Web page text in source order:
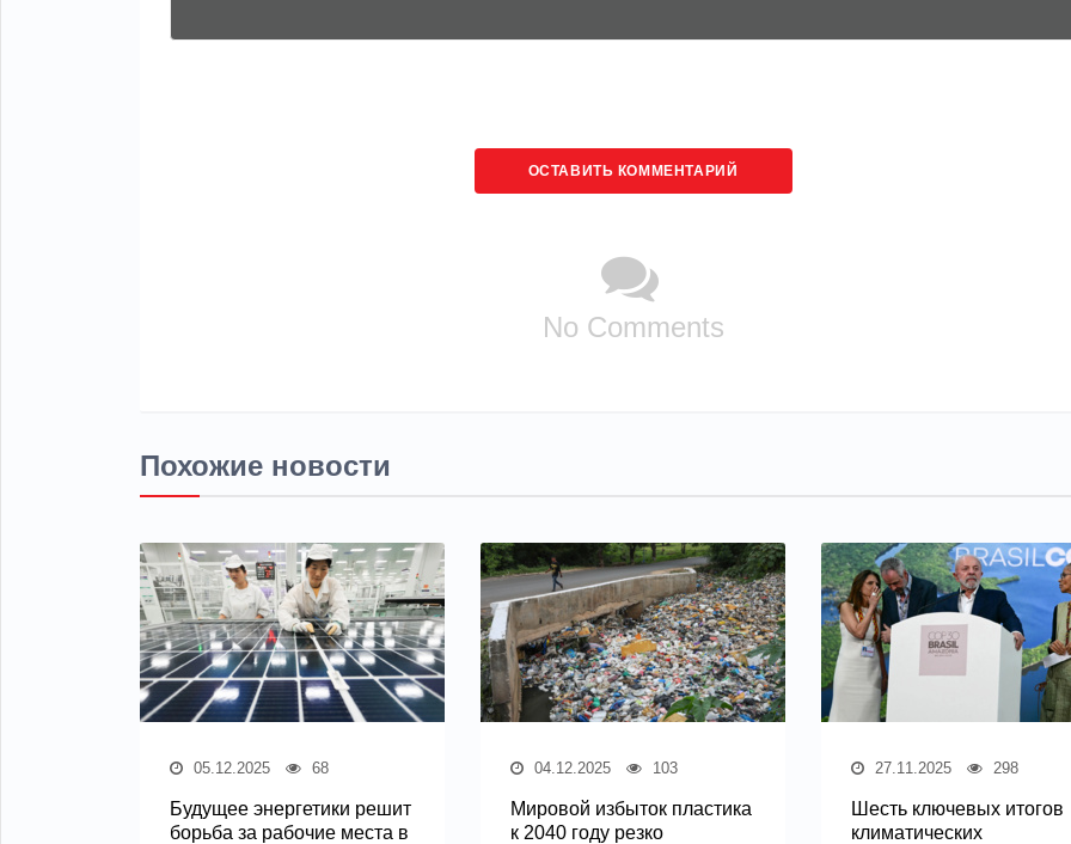
ОСТАВИТЬ КОММЕНТАРИЙ
No Comments
Похожие новости
05.12.2025 68
Будущее энергетики решит
борьба за рабочие места в
04.12.2025 103
Мировой избыток пластика
к 2040 году резко
27.11.2025 298
Шесть ключевых итогов
климатических